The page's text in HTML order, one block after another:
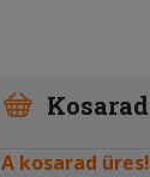
Kosarad
A kosarad üres!